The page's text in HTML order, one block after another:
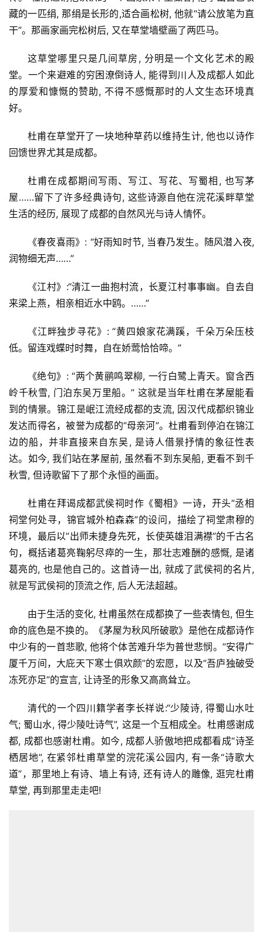
藏的一匹绢, 那绢是长形的,适合画松树, 他就“请公放笔为直
干”。那画家画完松树后, 又在草堂墙壁画了两匹马。
这草堂哪里只是几间草房, 分明是一个文化艺术的殿
堂。一个来避难的穷困潦倒诗人, 能得到川人及成都人如此
的厚爱和慷慨的赞助, 不得不感慨那时的人文生态环境真
好。
杜甫在草堂开了一块地种草药以维持生计, 他也以诗作
回馈世界尤其是成都。
杜甫在成都期间写雨、写江、写花、写蜀相, 也写茅
屋……留下了许多经典诗句, 这些诗源自他在浣花溪畔草堂
生活的经历, 展现了成都的自然风光与诗人情怀。
《春夜喜雨》: “好雨知时节, 当春乃发生。随风潜入夜,
润物细无声……”
《江村》:“清江一曲抱村流，长夏江村事事幽。自去自
来梁上燕，相亲相近水中鸥。……”
《江畔独步寻花》: “黄四娘家花满蹊，千朵万朵压枝
低。‌‌留连戏蝶时时舞，自在娇莺恰恰啼。”
《绝句》: “两个黄鹂鸣翠柳, 一行白鹭上青天。窗含西
岭千秋雪, 门泊东吴万里船。” 这就是当年杜甫在茅屋能看
到的情景。锦江是岷江流经成都的支流, 因汉代成都织锦业
发达而得名，被誉为成都的“母亲河”。杜甫看到停泊在锦江
边的船，并非直接来自东吴, 是诗人借景抒情的象征性表
达。如今, 我们站在茅屋前, 虽然看不到东吴船, 更看不到千
秋雪, 但诗歌留下了那个永恒的画面。
杜甫在拜谒成都武侯祠时作《蜀相》一诗，开头”丞相
祠堂何处寻，锦官城外柏森森”的设问，描绘了祠堂肃穆的
环境，最后以”出师未捷身先死，长使英雄泪满襟”的千古名
句，概括诸葛亮鞠躬尽瘁的一生，那壮志难酬的感慨, 是诸
葛亮的, 也是他自己的。这首诗一出, 就成了武侯祠的名片,
就是写武侯祠的顶流之作, 后人无法超越。
由于生活的变化, 杜甫虽然在成都换了一些表情包, 但生
命的底色是不换的。《茅屋为秋风所破歌》是他在成都诗作
中少有的一首悲歌, 他将个体苦难升华为普世悲悯。”安得广
厦千万间，大庇天下寒士俱欢颜”的宏愿，以及”吾庐独破受
冻死亦足”的宣言‌‌, 让诗圣的形象又高高耸立。
清代的一个四川籍学者李长祥说:“少陵诗, 得蜀山水吐
气; 蜀山水, 得少陵吐诗气”, 这是一个互相成全。杜甫感谢成
都, 成都也感谢杜甫。如今, 成都人骄傲地把成都看成“诗圣
栖居地”, 在紧邻杜甫草堂的浣花溪公园内, 有一条“诗歌大
道”，那里地上有诗、墙上有诗, 还有诗人的雕像, 逛完杜甫
草堂, 再到那里走走吧!